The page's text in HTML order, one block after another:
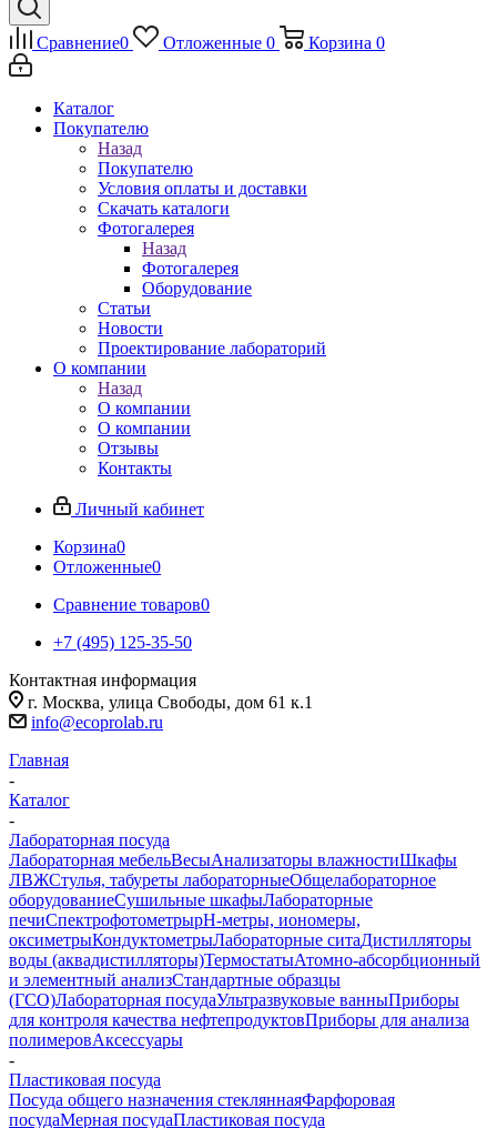
Сравнение0 Отложенные 0 Корзина 0
Каталог
Покупателю
Назад
Покупателю
Условия оплаты и доставки
Скачать каталоги
Фотогалерея
Назад
Фотогалерея
Оборудование
Статьи
Новости
Проектирование лабораторий
О компании
Назад
О компании
О компании
Отзывы
Контакты
Личный кабинет
Корзина0
Отложенные0
Сравнение товаров0
+7 (495) 125-35-50
Контактная информация
г. Москва, улица Свободы, дом 61 к.1
info@ecoprolab.ru
Главная
-
Каталог
-
Лабораторная посуда
Лабораторная мебельВесыАнализаторы влажностиШкафы
ЛВЖСтулья, табуреты лабораторныеОбщелабораторное
оборудованиеСушильные шкафыЛабораторные
печиСпектрофотометрыpH-метры, иономеры,
оксиметрыКондуктометрыЛабораторные ситаДистилляторы
воды (аквадистилляторы)ТермостатыАтомно-абсорбционный
и элементный анализСтандартные образцы
(ГСО)Лабораторная посудаУльтразвуковые ванныПриборы
для контроля качества нефтепродуктовПриборы для анализа
полимеровАксессуары
-
Пластиковая посуда
Посуда общего назначения стекляннаяФарфоровая
посудаМерная посудаПластиковая посуда